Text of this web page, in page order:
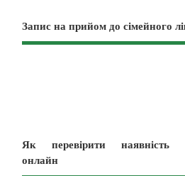
Запис на прийом до сімейного
Як перевірити наявність
онлайн